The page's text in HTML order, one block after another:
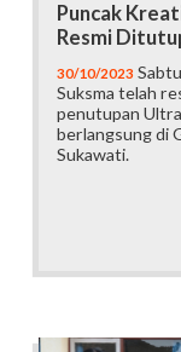
Puncak
Resmi
30/10/2023
Suksma telah
penutupan
berlangsung di
Sukawati.